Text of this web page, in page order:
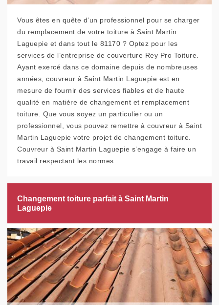
Vous êtes en quête d’un professionnel pour se charger
du remplacement de votre toiture à Saint Martin
Laguepie et dans tout le 81170 ? Optez pour les
services de l’entreprise de couverture Rey Pro Toiture.
Ayant exercé dans ce domaine depuis de nombreuses
années, couvreur à Saint Martin Laguepie est en
mesure de fournir des services fiables et de haute
qualité en matière de changement et remplacement
toiture. Que vous soyez un particulier ou un
professionnel, vous pouvez remettre à couvreur à Saint
Martin Laguepie votre projet de changement toiture.
Couvreur à Saint Martin Laguepie s’engage à faire un
travail respectant les normes.
Changement toiture parfait à Saint Martin
Laguepie